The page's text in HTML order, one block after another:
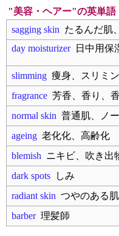
"美容・ヘアー"の英単語
sagging skin たるんだ肌
day moisturizer日中用保
slimming 痩身、スリミ
fragrance 芳香、香り、
normal skin 普通肌、ノ
ageing 老化化、高齢化
blemish ニキビ、吹き出
dark spots しみ
radiant skin つやのある肌
barber理髪師